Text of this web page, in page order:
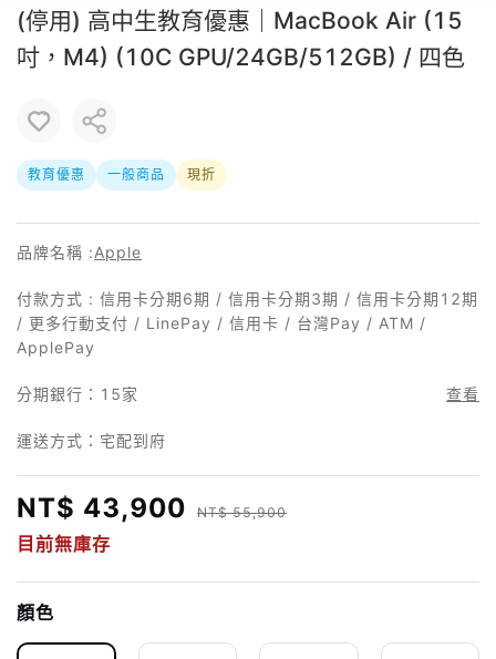
(停用) 高中生教育優惠｜MacBook Air (15
吋，M4) (10C GPU/24GB/512GB) / 四色
教育優惠 一般商品 現折
品牌名稱 :Apple
付款方式 : 信用卡分期6期 / 信用卡分期3期 / 信用卡分期12期
/ 更多行動支付 / LinePay / 信用卡 / 台灣Pay / ATM /
ApplePay
分期銀行： 15家 查看
運送方式：宅配到府
NT$ 43,900 NT$ 55,900
目前無庫存
顏色